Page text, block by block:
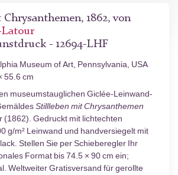
1862, von
- 12694-LHF
Museum of Art, Pennsylvania, USA
55.6 cm
museumstauglichen Giclée-Leinwand-
Stillleben mit Chrysanthemen
(1862). Gedruckt mit lichtechten
g/m² Leinwand und handversiegelt mit
Stellen Sie per Schieberegler Ihr
Format bis 74.5 × 90 cm ein;
Weltweiter Gratisversand für gerollte